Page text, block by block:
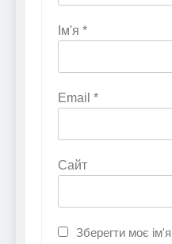
Ім'я *
Email *
Сайт
Зберегти моє